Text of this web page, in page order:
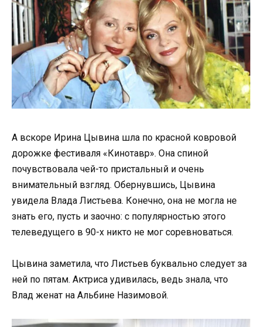
А вскоре Ирина Цывина шла по красной ковровой
дорожке фестиваля «Кинотавр». Она спиной
почувствовала чей-то пристальный и очень
внимательный взгляд. Обернувшись, Цывина
увидела Влада Листьева. Конечно, она не могла не
знать его, пусть и заочно: с популярностью этого
телеведущего в 90-х никто не мог соревноваться.
Цывина заметила, что Листьев буквально следует за
ней по пятам. Актриса удивилась, ведь знала, что
Влад женат на Альбине Назимовой.